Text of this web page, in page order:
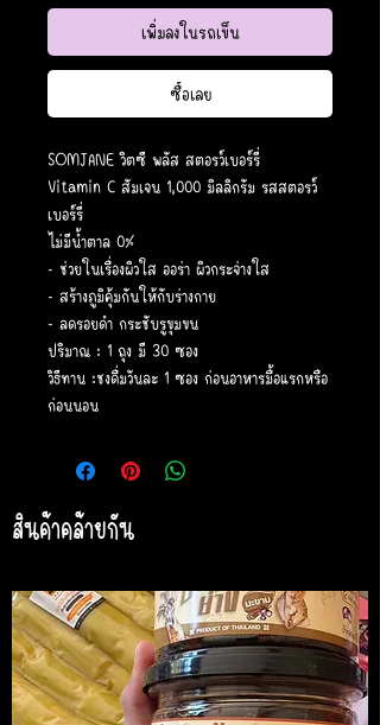
เพิ่มลงในรถเข็น
ซื้อเลย
SOMJANE วิตซี พลัส สตอรว์เบอร์รี่
Vitamin C สัมเจน 1,000 มิลลิกรัม รสสตอรว์
เบอร์รี่
ไม่มีน้ำตาล 0%
- ช่วยในเรื่องผิวใส ออร่า ผิวกระจ่างใส
- สร้างภูมิคุ้มกันให้กับร่างกาย
- ลดรอยดำ กระชับรูขุมขน
ปริมาณ : 1 ถุง มี 30 ซอง
วิธีทาน :ชงดื่มวันละ 1 ซอง ก่อนอาหารมื้อแรกหรือ
ก่อนนอน
สินค้าคล้ายกัน